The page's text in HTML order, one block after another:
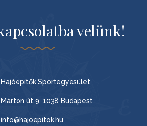
velünk!
Hajóépítők Sportegyesület
Márton út 9. 1038 Budapest
info@hajoepitok.hu